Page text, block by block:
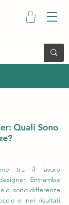
Quali Sono
tra il lavoro
Entrambe
ci sono differenze
e nei risultati